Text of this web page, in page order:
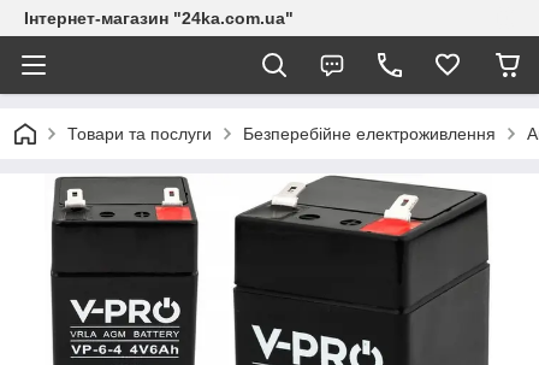
Інтернет-магазин "24ka.com.ua"
Товари та послуги Безперебійне електроживлення